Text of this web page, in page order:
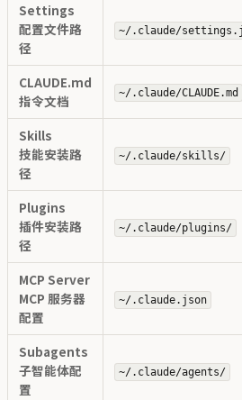
Settings
配置文件路
径
~/.claude/
CLAUDE.md
指令文档
~/.claude/CLAUDE.md
Skills
技能安装路
径
~/.claude/skills/
Plugins
插件安装路
径
~/.claude/plugins/
MCP Server
MCP 服务器
配置
~/.claude.json
Subagents
子智能体配
置
~/.claude/agents/